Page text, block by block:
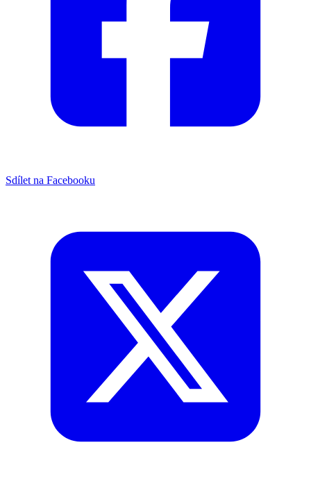
Sdílet na Facebooku